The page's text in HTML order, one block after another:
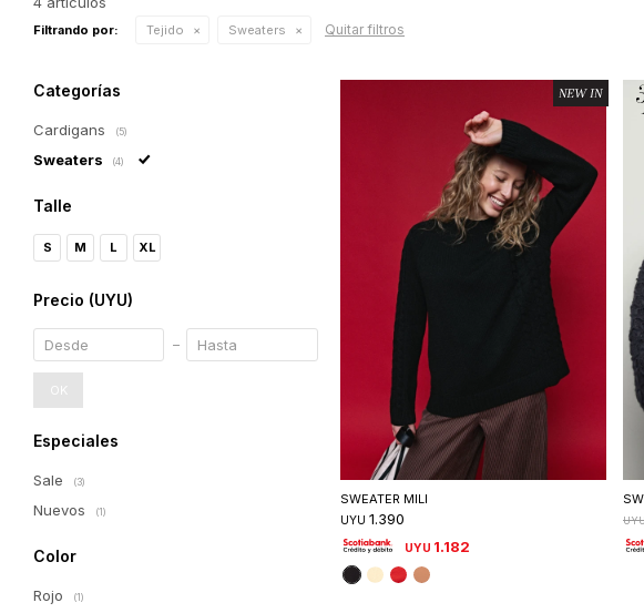
Filtrando por: Tejido Sweaters Quitar filtros
Seleccionar talle
SWEATER MILI
UYU 1.390
UYU 1.182
Categorías
Cardigans (5)
Sweaters (4)
Talle
S M L XL
Precio (UYU)
OK
Especiales
Sale (3)
Nuevos (1)
Color
Rojo (1)